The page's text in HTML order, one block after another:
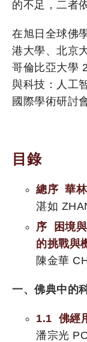
的不足，二者
在旭日全球佛
港大學、北京
哥倫比亞大學
與科技：人工
國際學術研討會
目錄
總序 華
湛如
序 困境
的挑戰與
陳金華
一、佛典中的
1.1 佛經
潘宗光